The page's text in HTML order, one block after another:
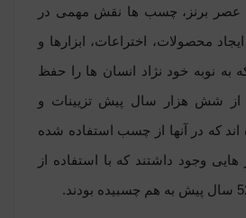
عصر برنز، چسب ها نقش مهمی در
محصولات، اختراعات، ابزارها و
به نوبه خود نژاد انسان ها را حفظ
شش هزار سال پیش تزیینات و
اند که در آنها از چسب استفاده شده
هایی وجود داشتند که با استفاده از